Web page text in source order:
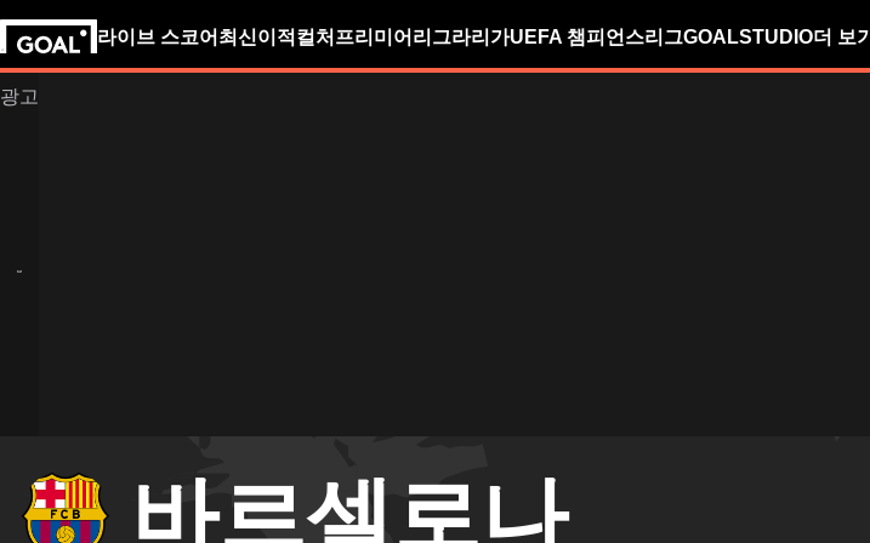
라이브 스코어 최신이적 컬처 프리미어리그라리가UEFA 챔피언스리그GOALSTUDIO더 보기
바르셀로나